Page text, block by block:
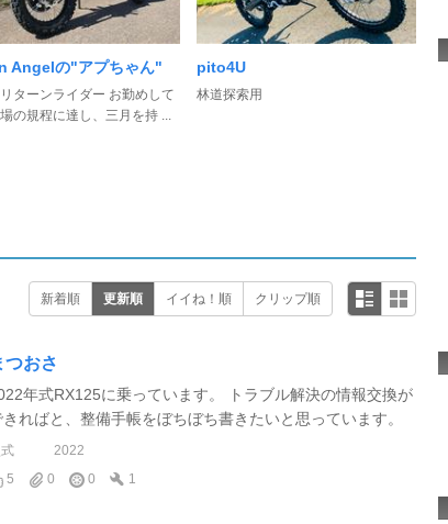
Angelの"アプちゃん"
ターンライダー お勤めして
の規程に達し、三月を持 ...
pito4U
林道探索用
新着順 更新順 イイね！順 クリップ順
つおさ
年式RX125に乗っています。 トラブル解決の情報交換が
きればと、整備手帳をぼちぼち書きたいと思っています。
2022
5
0 0 1